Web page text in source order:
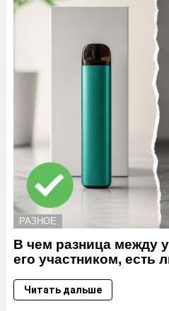
РАЗНОЕ
В чем разница между
его участником, есть
Читать дальше